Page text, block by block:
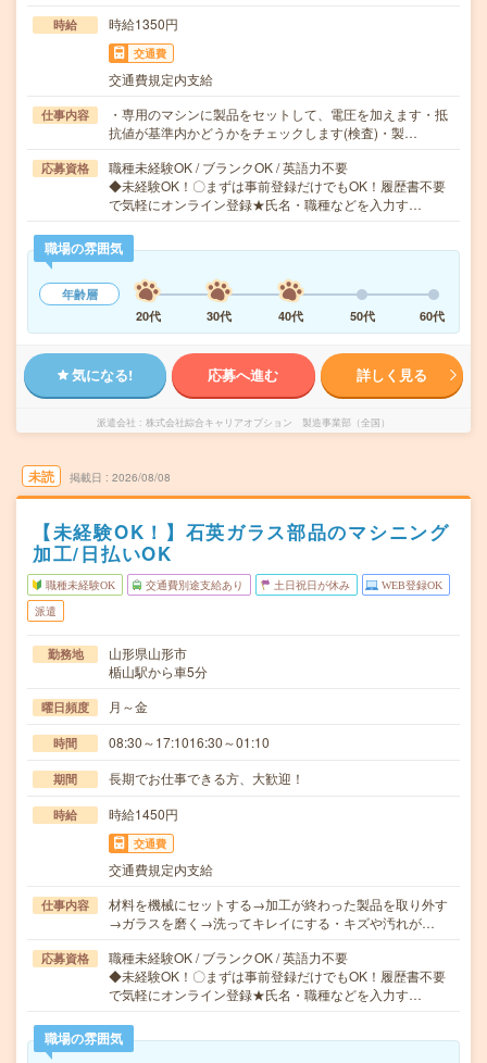
時給 時給1350円
交通費
交通費規定内支給
仕事内容
・専用のマシンに製品をセットして、電圧を加えます・抵
抗値が基準内かどうかをチェックします(検査)・製…
応募資格
職種未経験OK / ブランクOK / 英語力不要
◆未経験OK！〇まずは事前登録だけでもOK！履歴書不要
で気軽にオンライン登録★氏名・職種などを入力す…
職場の雰囲気
年齢層
20代
30代 40代 50代 60代
気になる! 応募へ進む 詳しく見る
派遣会社 株式会社綜合キャリアオプション 製造事業部（全国）
未読 掲載日 2026/08/08
【未経験OK！】石英ガラス部品のマシニング
加工/日払いOK
職種未経験OK 交通費別途支給あり 土日祝日が休み WEB登録OK
派遣
勤務地
山形県山形市
楯山駅から車5分
曜日頻度 月～金
時間 08:30～17:1016:30～01:10
期間 長期でお仕事できる方、大歓迎！
時給 時給1450円
交通費
交通費規定内支給
仕事内容
材料を機械にセットする→加工が終わった製品を取り外す
→ガラスを磨く→洗ってキレイにする・キズや汚れが…
応募資格
職種未経験OK / ブランクOK / 英語力不要
◆未経験OK！〇まずは事前登録だけでもOK！履歴書不要
で気軽にオンライン登録★氏名・職種などを入力す…
職場の雰囲気